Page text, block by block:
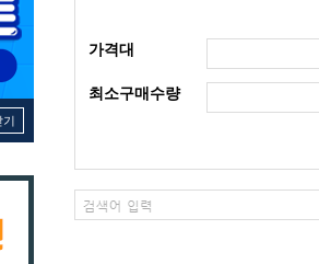
기
가격대
최소구매수량